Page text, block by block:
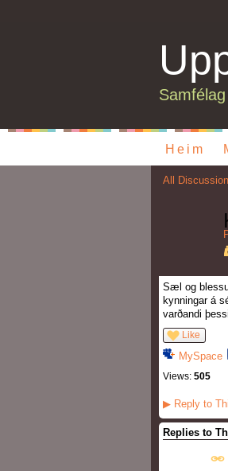
Heim
All
Sæl og
kynningar á
varðandi
Like
MySpace
Views: 505
▶Reply to
Replies to